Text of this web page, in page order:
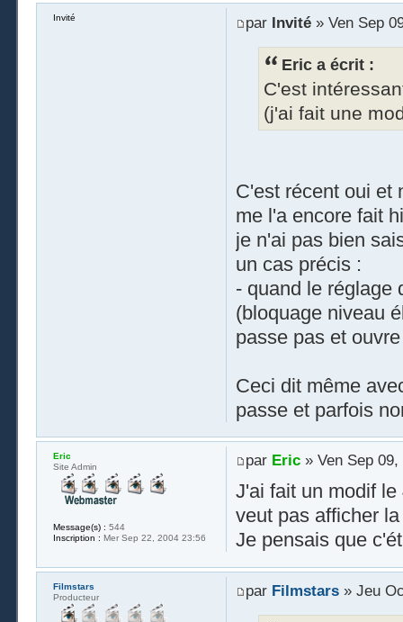
par Invité» Ven Sep
Eric a écrit :
C'est
(j'ai fait une
C'est récent oui et
me l'a encore fait
je n'ai pas bien
un cas précis :
- quand le réglage
(bloquage niveau
passe pas et
Ceci dit même
passe et parfois
Invité
par Eric» Ven Sep 09,
J'ai fait un modif
veut pas afficher
Je pensais que
Eric
Site Admin
Message(s) : 544
Inscription : Mer Sep 22, 2004 23:56
par Filmstars» Jeu
Filmstars
Producteur